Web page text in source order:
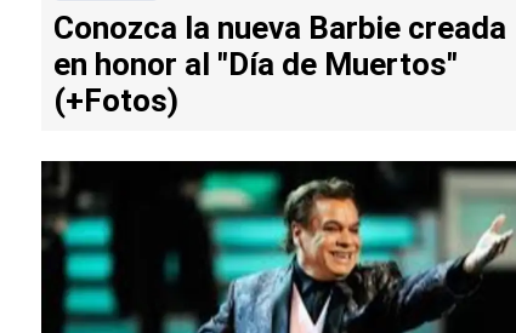
Conozca la nueva Barbie creada
en honor al "Día de Muertos"
(+Fotos)